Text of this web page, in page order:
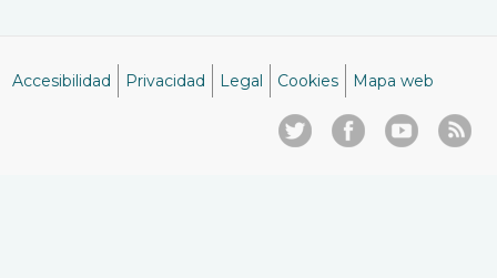
Accesibilidad Privacidad Legal Cookies Mapa web